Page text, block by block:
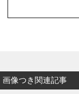
画像つき関連記事